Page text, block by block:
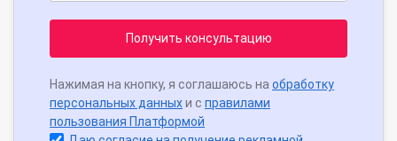
Получить консультацию
Нажимая на кнопку, я соглашаюсь на обработку
персональных данныхи с правилами
пользования Платформой